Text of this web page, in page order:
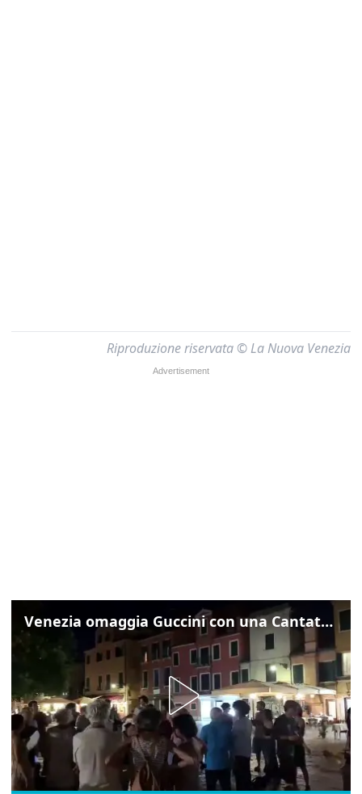
Riproduzione riservata © La Nuova Venezia
Venezia omaggia Guccini con una Cantata Anarchica in campo Santa Margherita